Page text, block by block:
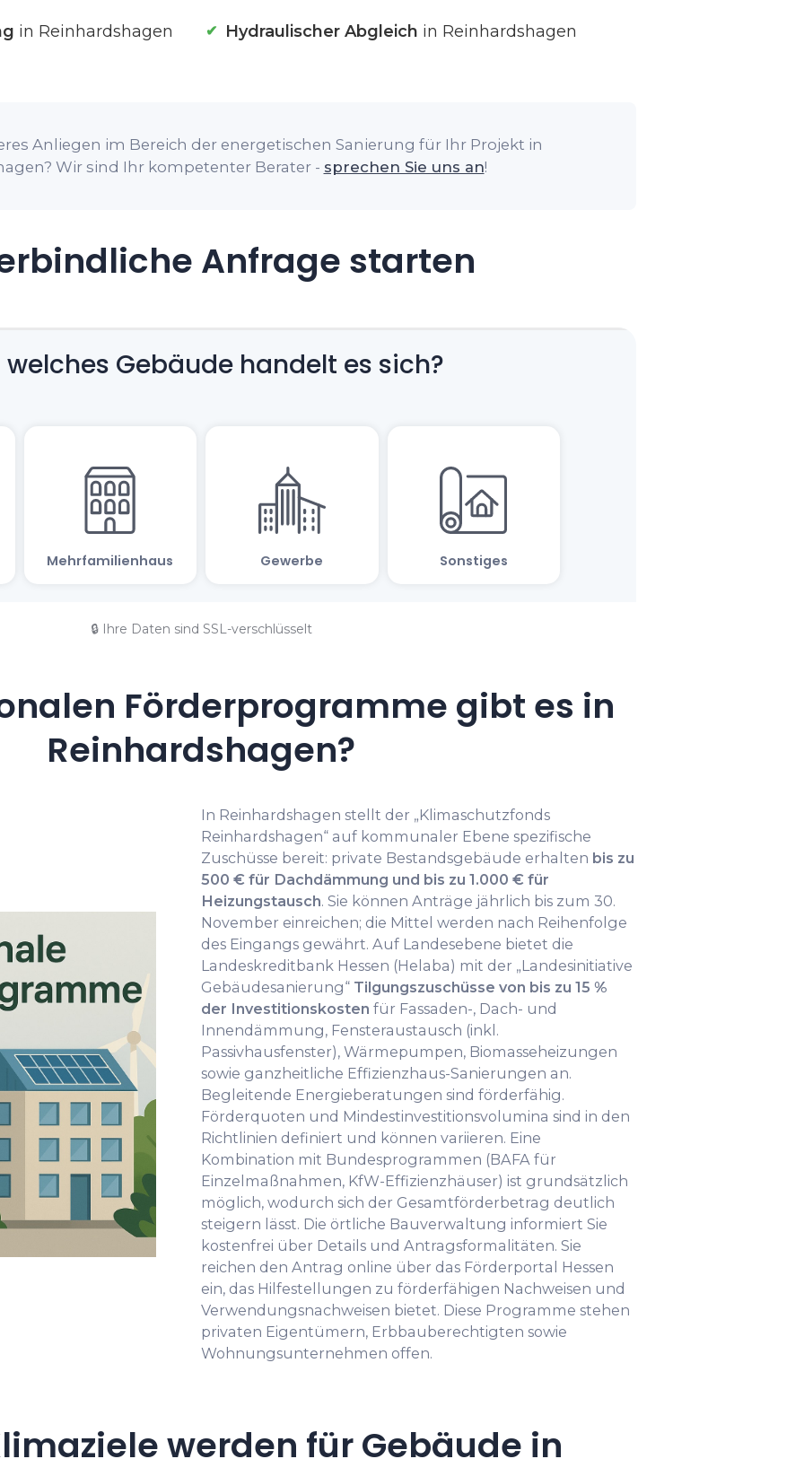
in Reinhardshagen Hydraulischer Abgleich in Reinhardshagen
Anliegen im Bereich der energetischen Sanierung für Ihr Projekt in
Wir sind Ihr kompetenter Berater - sprechen Sie uns an!
Anfrage starten
🔒 Ihre Daten sind SSL-verschlüsselt
Förderprogramme gibt es in
Reinhardshagen?
In Reinhardshagen stellt der „Klimaschutzfonds
Reinhardshagen“ auf kommunaler Ebene spezifische
Zuschüsse bereit: private Bestandsgebäude erhalten bis zu
500 € für Dachdämmung und bis zu 1.000 € für
Heizungstausch. Sie können Anträge jährlich bis zum 30.
November einreichen; die Mittel werden nach Reihenfolge
des Eingangs gewährt. Auf Landesebene bietet die
Landeskreditbank Hessen (Helaba) mit der „Landesinitiative
Gebäudesanierung“ Tilgungszuschüsse von bis zu 15 %
der Investitionskosten für Fassaden-, Dach- und
Innendämmung, Fensteraustausch (inkl.
Passivhausfenster), Wärmepumpen, Biomasseheizungen
sowie ganzheitliche Effizienzhaus-Sanierungen an.
Begleitende Energieberatungen sind förderfähig.
Förderquoten und Mindestinvestitionsvolumina sind in den
Richtlinien definiert und können variieren. Eine
Kombination mit Bundesprogrammen (BAFA für
Einzelmaßnahmen, KfW-Effizienzhäuser) ist grundsätzlich
möglich, wodurch sich der Gesamtförderbetrag deutlich
steigern lässt. Die örtliche Bauverwaltung informiert Sie
kostenfrei über Details und Antragsformalitäten. Sie
reichen den Antrag online über das Förderportal Hessen
ein, das Hilfestellungen zu förderfähigen Nachweisen und
Verwendungsnachweisen bietet. Diese Programme stehen
privaten Eigentümern, Erbbauberechtigten sowie
Wohnungsunternehmen offen.
werden für Gebäude in